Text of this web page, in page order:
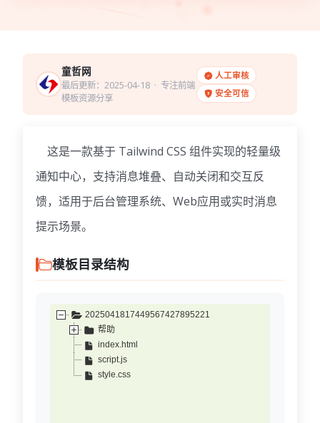
童哲网
最后更新：2025-04-18· 专注前端
模板资源分享
人工审核
安全可信
这是一款基于 Tailwind CSS 组件实现的轻量级
通知中心，支持消息堆叠、自动关闭和交互反
馈，适用于后台管理系统、Web应用或实时消息
提示场景。
模板目录结构
2025041817449567427895221
帮助
index.html
script.js
style.css